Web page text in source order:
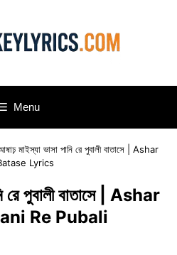
Menu
মাইস্যা ভাসা পানি রে পুবালী বাতাসে | Ashar
Lyrics
রে পুবালী বাতাসে | Ashar
Re Pubali